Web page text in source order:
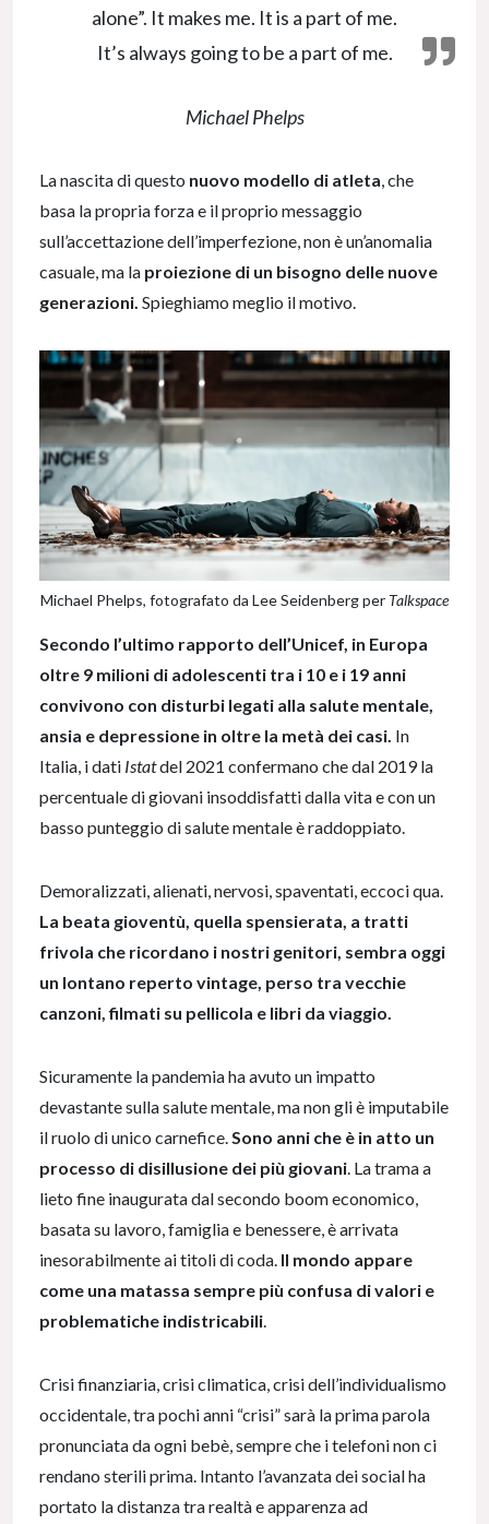
alone”. It makes me. It is a part of me.
It’s always going to be a part of me.
Michael Phelps
La nascita di questo nuovo modello di atleta , che
basa la propria forza e il proprio messaggio
sull’accettazione dell’imperfezione, non è un’anomalia
casuale, ma la proiezione di un bisogno delle nuove
generazioni. Spieghiamo meglio il motivo.
Michael Phelps, fotografato da Lee Seidenberg per Talkspace
Secondo l’ultimo rapporto dell’Unicef, in Europa
oltre 9 milioni di adolescenti tra i 10 e i 19 anni
convivono con disturbi legati alla salute mentale,
ansia e depressione in oltre la metà dei casi. In
Italia, i dati Istatdel 2021 confermano che dal 2019 la
percentuale di giovani insoddisfatti dalla vita e con un
basso punteggio di salute mentale è raddoppiato.
Demoralizzati, alienati, nervosi, spaventati, eccoci qua.
La beata gioventù, quella spensierata, a tratti
frivola che ricordano i nostri genitori, sembra oggi
un lontano reperto vintage, perso tra vecchie
canzoni, filmati su pellicola e libri da viaggio.
Sicuramente la pandemia ha avuto un impatto
devastante sulla salute mentale, ma non gli è imputabile
il ruolo di unico carnefice. Sono anni che è in atto un
processo di disillusione dei più giovani . La trama a
lieto fine inaugurata dal secondo boom economico,
basata su lavoro, famiglia e benessere, è arrivata
inesorabilmente ai titoli di coda. Il mondo appare
come una matassa sempre più confusa di valori e
problematiche indistricabili
Crisi finanziaria, crisi climatica, crisi dell’individualismo
occidentale, tra pochi anni “crisi” sarà la prima parola
pronunciata da ogni bebè, sempre che i telefoni non ci
rendano sterili prima. Intanto l’avanzata dei social ha
portato la distanza tra realtà e apparenza ad